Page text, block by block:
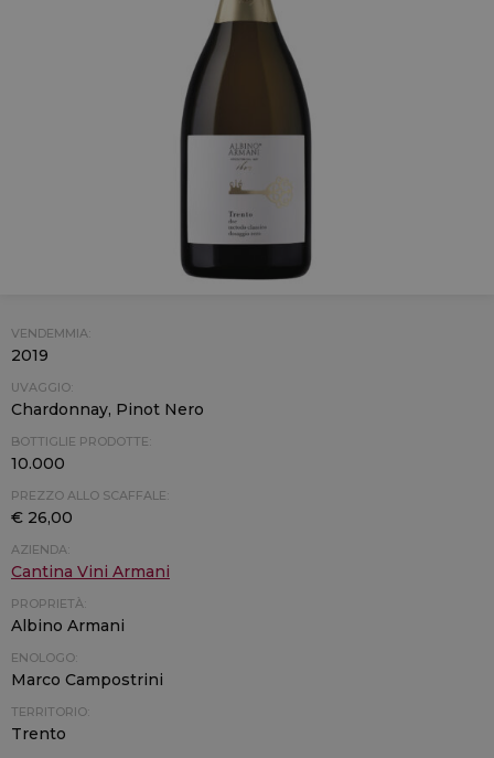
VENDEMMIA:
2019
UVAGGIO:
Chardonnay, Pinot Nero
BOTTIGLIE PRODOTTE:
10.000
PREZZO ALLO SCAFFALE:
€ 26,00
AZIENDA:
Cantina Vini Armani
PROPRIETÀ:
Albino Armani
ENOLOGO:
Marco Campostrini
TERRITORIO:
Trento